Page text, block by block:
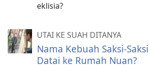
eklisia?
UTAI KE SUAH DITANYA
Nama Kebuah Saksi-
Datai ke Rumah Nuan?